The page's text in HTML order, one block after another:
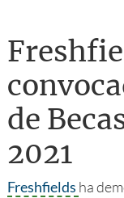
de
2021
Freshfields ha